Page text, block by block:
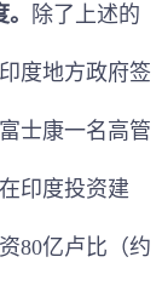
除了上述的
度地方政府签
士康一名高管
印度投资建
80亿卢比（约